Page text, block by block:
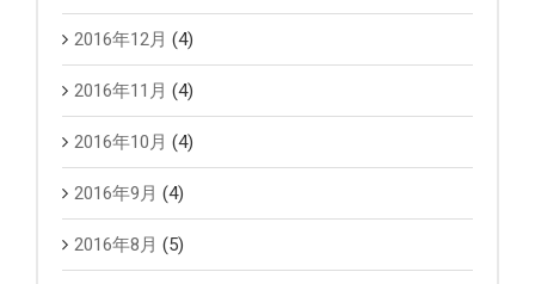
2016年12月 (4)
2016年11月 (4)
2016年10月 (4)
2016年9月 (4)
2016年8月 (5)